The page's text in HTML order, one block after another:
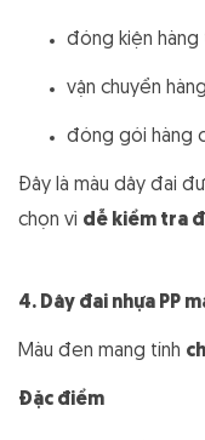
đóng kiện hàng
vận chuyển
đóng gói hàng
Đây là màu dây đai
chọn vì dễ kiểm tra
4. Dây đai nhựa PP
Màu đen mang tính
Đặc điểm